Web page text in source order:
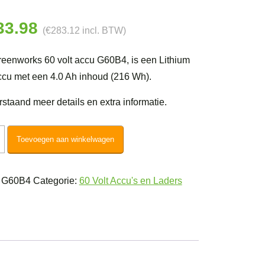
(€283.12 incl. BTW)
60 volt accu G60B4, is een Lithium
met een 4.0 Ah inhoud (216 Wh).
meer details en extra informatie.
Toevoegen aan winkelwagen
G60B4 Categorie: 60 Volt Accu's en Laders